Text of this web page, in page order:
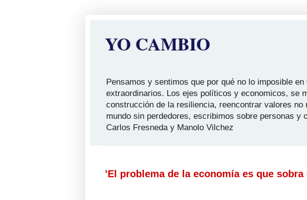
YO CAMBIO
Pensamos y sentimos que por qué no lo imposible
extraordinarios. Los ejes políticos y economicos, se
construcción de la resiliencia, reencontrar valores
mundo sin perdedores, escribimos sobre personas y
Carlos Fresneda y Manolo Vilchez
'El problema de la economía es que sobra